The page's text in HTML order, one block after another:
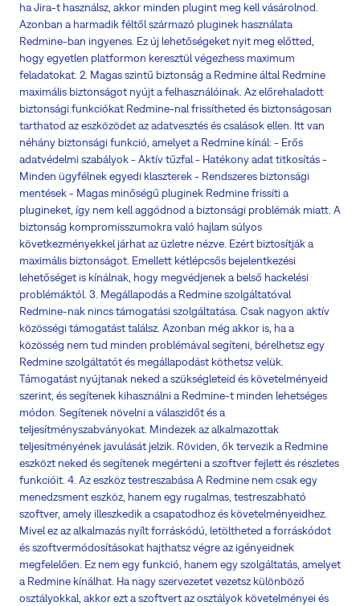
ha Jira-t használsz, akkor minden plugint meg kell vásárolnod.
Azonban a harmadik féltől származó pluginek használata
Redmine-ban ingyenes. Ez új lehetőségeket nyit meg előtted,
hogy egyetlen platformon keresztül végezhess maximum
feladatokat. 2. Magas szintű biztonság a Redmine által Redmine
maximális biztonságot nyújt a felhasználóinak. Az előrehaladott
biztonsági funkciókat Redmine-nal frissítheted és biztonságosan
tarthatod az eszközödet az adatvesztés és csalások ellen. Itt van
néhány biztonsági funkció, amelyet a Redmine kínál: - Erős
adatvédelmi szabályok - Aktív tűzfal - Hatékony adat titkosítás -
Minden ügyfélnek egyedi klaszterek - Rendszeres biztonsági
mentések - Magas minőségű pluginek Redmine frissíti a
plugineket, így nem kell aggódnod a biztonsági problémák miatt. A
biztonság kompromisszumokra való hajlam súlyos
következményekkel járhat az üzletre nézve. Ezért biztosítják a
maximális biztonságot. Emellett kétlépcsős bejelentkezési
lehetőséget is kínálnak, hogy megvédjenek a belső hackelési
problémáktól. 3. Megállapodás a Redmine szolgáltatóval
Redmine-nak nincs támogatási szolgáltatása. Csak nagyon aktív
közösségi támogatást találsz. Azonban még akkor is, ha a
közösség nem tud minden problémával segíteni, bérelhetsz egy
Redmine szolgáltatót és megállapodást köthetsz velük.
Támogatást nyújtanak neked a szükségleteid és követelményeid
szerint, és segítenek kihasználni a Redmine-t minden lehetséges
módon. Segítenek növelni a válaszidőt és a
teljesítményszabványokat. Mindezek az alkalmazottak
teljesítményének javulását jelzik. Röviden, ők tervezik a Redmine
eszközt neked és segítenek megérteni a szoftver fejlett és részletes
funkcióit. 4. Az eszköz testreszabása A Redmine nem csak egy
menedzsment eszköz, hanem egy rugalmas, testreszabható
szoftver, amely illeszkedik a csapatodhoz és követelményeidhez.
Mivel ez az alkalmazás nyílt forráskódú, letöltheted a forráskódot
és szoftvermódosításokat hajthatsz végre az igényeidnek
megfelelően. Ez nem egy funkció, hanem egy szolgáltatás, amelyet
a Redmine kínálhat. Ha nagy szervezetet vezetsz különböző
osztályokkal, akkor ezt a szoftvert az osztályok követelményei és